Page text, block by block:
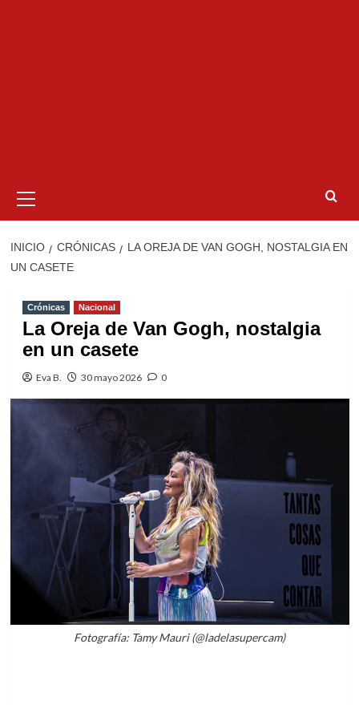
primario
INICIO CRÓNICAS
LA OREJA DE VAN GOGH, NOSTALGIA EN
UN CASETE
Crónicas Nacional
La Oreja de Van Gogh, nostalgia
en un casete
Eva B. 30 mayo 2026 0
Fotografía: Tamy Mauri (@ladelasupercam)